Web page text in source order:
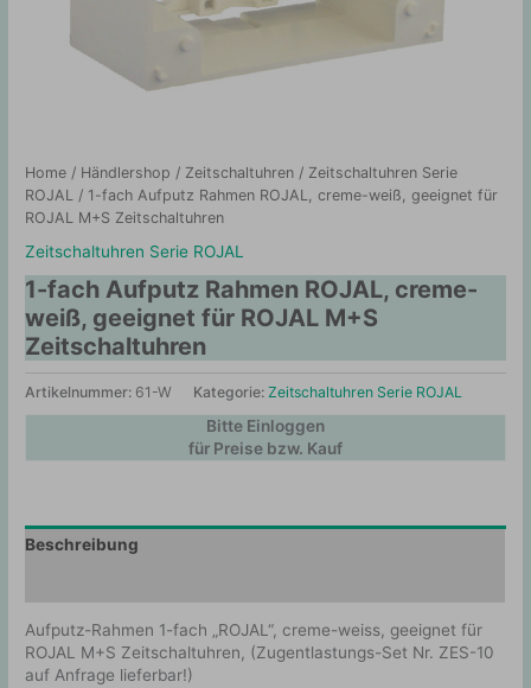
Home / Händlershop / Zeitschaltuhren / Zeitschaltuhren Serie
ROJAL / 1-fach Aufputz Rahmen ROJAL, creme-weiß, geeignet für
ROJAL M+S Zeitschaltuhren
Zeitschaltuhren Serie ROJAL
1-fach Aufputz Rahmen ROJAL, creme-
weiß, geeignet für ROJAL M+S
Zeitschaltuhren
Artikelnummer: 61-W Kategorie:Zeitschaltuhren Serie ROJAL
Bitte Einloggen
für Preise bzw. Kauf
Beschreibung
Aufputz-Rahmen 1-fach „ROJAL“, creme-weiss, geeignet für
ROJAL M+S Zeitschaltuhren, (Zugentlastungs-Set Nr. ZES-10
auf Anfrage lieferbar!)